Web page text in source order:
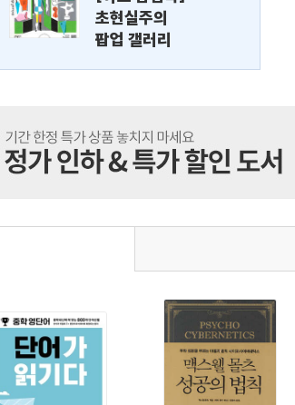
초현실주의
팝업 갤러리